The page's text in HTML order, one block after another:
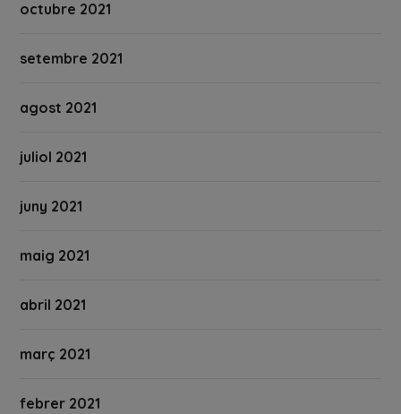
octubre 2021
setembre 2021
agost 2021
juliol 2021
juny 2021
maig 2021
abril 2021
març 2021
febrer 2021